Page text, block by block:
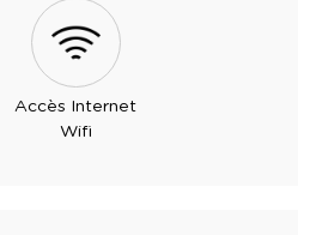
Accès Internet
Wifi